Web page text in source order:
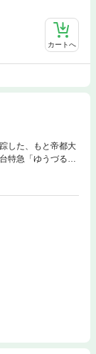
カートへ
した、もと帝都大
特急「ゆうづる」
学の電話番号が書
）。二転三転する